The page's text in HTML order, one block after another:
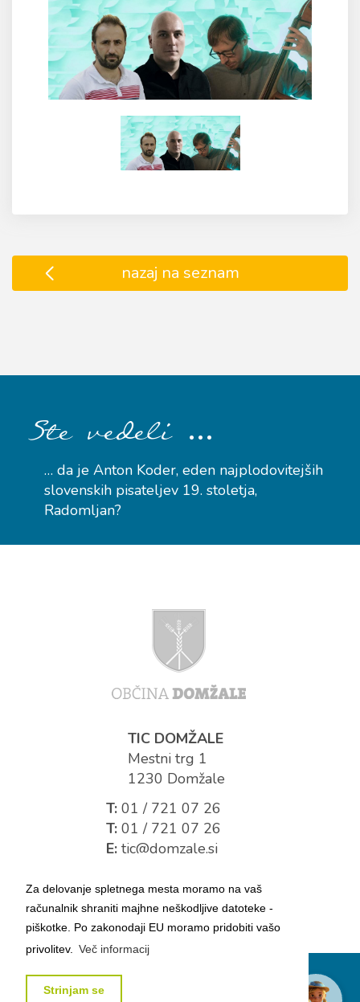
Za delovanje spletnega mesta moramo na vaš
računalnik shraniti majhne neškodljive datoteke -
piškotke. Po zakonodaji EU moramo pridobiti vašo
privolitev. Več informacij
Strinjam se
nazaj na seznam
Ste vedeli …
… da je Anton Koder, eden najplodovitejših
slovenskih pisateljev 19. stoletja,
Radomljan?
TIC DOMŽALE
Mestni trg 1
1230 Domžale
T:01 / 721 07 26
T:01 / 721 07 26
E:tic@domzale.si